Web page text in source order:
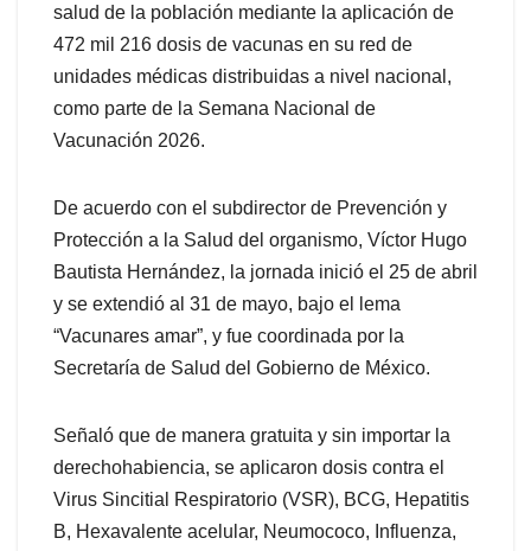
salud de la población mediante la aplicación de
472 mil 216 dosis de vacunas en su red de
unidades médicas distribuidas a nivel nacional,
como parte de la Semana Nacional de
Vacunación 2026.
De acuerdo con el subdirector de Prevención y
Protección a la Salud del organismo, Víctor Hugo
Bautista Hernández, la jornada inició el 25 de abril
y se extendió al 31 de mayo, bajo el lema
“Vacunares amar”, y fue coordinada por la
Secretaría de Salud del Gobierno de México.
Señaló que de manera gratuita y sin importar la
derechohabiencia, se aplicaron dosis contra el
Virus Sincitial Respiratorio (VSR), BCG, Hepatitis
B, Hexavalente acelular, Neumococo, Influenza,